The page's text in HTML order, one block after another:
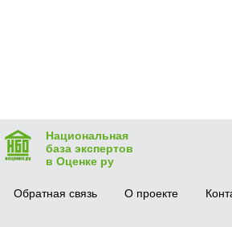
Национальная
база экспертов
в Оценке ру
Обратная связь О проекте